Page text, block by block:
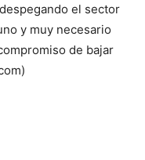
el sector
y muy necesario
de bajar